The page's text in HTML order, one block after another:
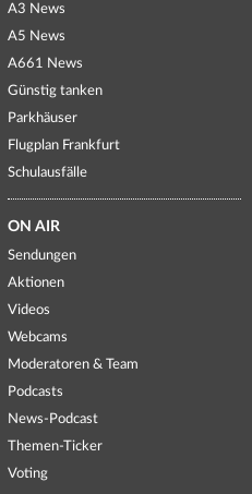
A3 News
A5 News
A661 News
Günstig tanken
Parkhäuser
Flugplan Frankfurt
Schulausfälle
ON AIR
Sendungen
Aktionen
Videos
Webcams
Moderatoren & Team
Podcasts
News-Podcast
Themen-Ticker
Voting